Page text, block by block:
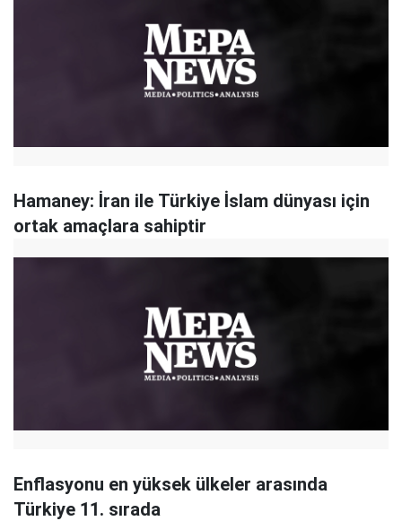
Hamaney: İran ile Türkiye İslam dünyası için
ortak amaçlara sahiptir
Enflasyonu en yüksek ülkeler arasında
Türkiye 11. sırada